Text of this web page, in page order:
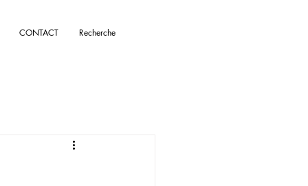
CONTACT Recherche